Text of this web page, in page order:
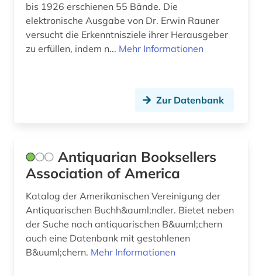
datenspeicherung (1)
datenverarbeitung (1)
det kongelige bibliotek (1)
deutsch (3)
deutscher bibliothekartag (1)
deutsches historisches museum (1)
deutsches sprachgebiet (5)
bis 1926 erschienen 55 Bände. Die
elektronische Ausgabe von Dr. Erwin Rauner
versucht die Erkenntnisziele ihrer Herausgeber
zu erfüllen, indem n... Mehr Informationen
Zur Datenbank
Antiquarian Booksellers
Association of America
Katalog der Amerikanischen Vereinigung der
Antiquarischen Buchh&auml;ndler. Bietet neben
der Suche nach antiquarischen B&uuml;chern
auch eine Datenbank mit gestohlenen
B&uuml;chern. Mehr Informationen